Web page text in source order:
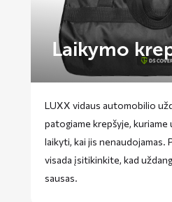
Laikymo
LUXX vidaus automobilio
patogiame krepšyje, kuriame
laikyti, kai jis nenaudojamas.
visada įsitikinkite, kad
sausas.